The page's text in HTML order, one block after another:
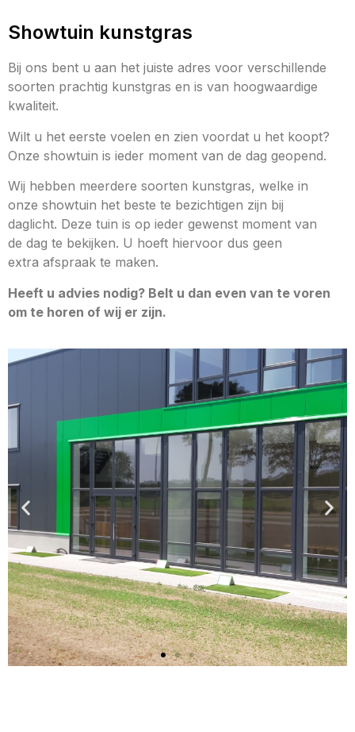
Showtuin kunstgras
Bij ons bent u aan het juiste adres voor verschillende
soorten prachtig kunstgras en is van hoogwaardige
kwaliteit.
Wilt u het eerste voelen en zien voordat u het koopt?
Onze showtuin is ieder moment van de dag geopend.
Wij hebben meerdere soorten kunstgras, welke in
onze showtuin het beste te bezichtigen zijn bij
daglicht. Deze tuin is op ieder gewenst moment van
de dag te bekijken. U hoeft hiervoor dus geen
extra afspraak te maken.
Heeft u advies nodig? Belt u dan even van te voren
om te horen of wij er zijn.